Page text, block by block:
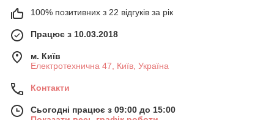
100% позитивних з 22 відгуків за рік
Працює з 10.03.2018
м. Київ
Електротехнична 47, Київ, Україна
Контакти
Сьогодні працює з 09:00 до 15:00